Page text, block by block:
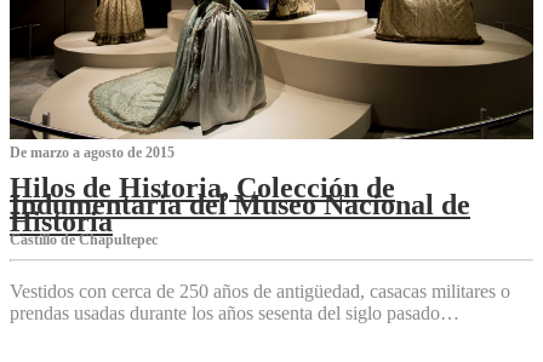
De marzo a agosto de 2015
Hilos de Historia, Colección de
Indumentaria del Museo Nacional de
Historia
Castillo de Chapultepec
Vestidos con cerca de 250 años de antigüedad, casacas militares o
prendas usadas durante los años sesenta del siglo pasado…